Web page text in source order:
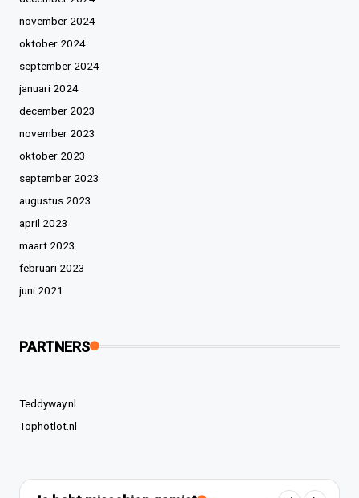
november 2024
oktober 2024
september 2024
januari 2024
december 2023
november 2023
oktober 2023
september 2023
augustus 2023
april 2023
maart 2023
februari 2023
juni 2021
PARTNERS
Teddyway.nl
Tophotlot.nl